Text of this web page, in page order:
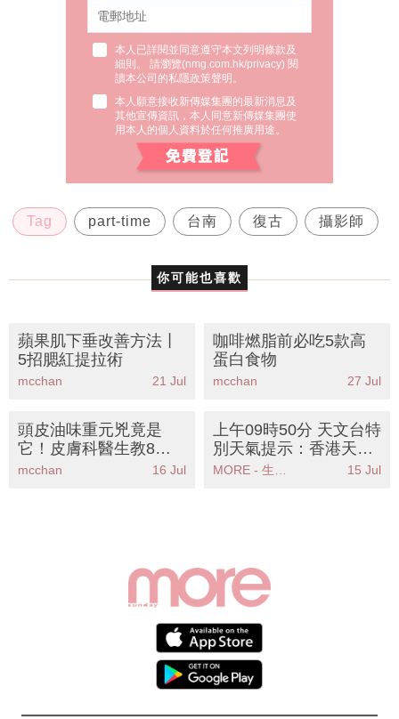
本人已詳閱並同意遵守本文列明條款及
細則。 請瀏覽(nmg.com.hk/privacy) 閱
讀本公司的私隱政策聲明。
本人願意接收新傳媒集團的最新消息及
其他宣傳資訊，本人同意新傳媒集團使
用本人的個人資料於任何推廣用途。
Tag part-time 台南 復古 攝影師
你可能也喜歡
5招腮紅提拉術
mcchan
蛋白食物
mcchan
它！皮膚科醫生教8招
天然去油大法 告別尷尬
頭油味
mcchan 16 Jul
別天氣提示：香港天文
台發出強陣風警告請市
民注意安全
MORE - 生活品味 15 Jul